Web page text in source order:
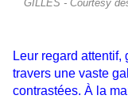
GILLES - Courtesy
Leur regard
travers une vaste
contrastées. À la